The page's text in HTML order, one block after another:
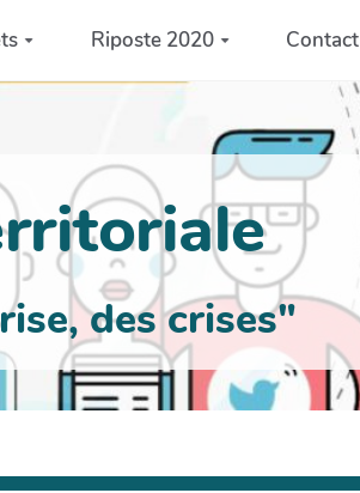
Riposte 2020 Contact
des crises"